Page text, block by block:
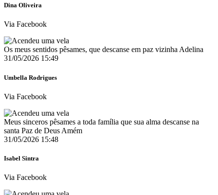
Dina Oliveira
Via Facebook
Os meus sentidos pêsames, que descanse em paz vizinha Adelina ️
31/05/2026 15:49
Umbella Rodrigues
Via Facebook
Meus sinceros pêsames a toda família que sua alma descanse na
santa Paz de Deus Amém
31/05/2026 15:48
Isabel Sintra
Via Facebook